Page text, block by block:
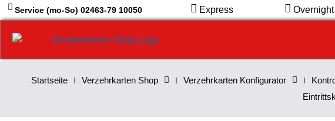
Zum
Inhalt
springen
Service (mo-So) 02463-79 10050 Express Overnight
Startseite Verzehrkarten Shop Verzehrkarten Konfigurator